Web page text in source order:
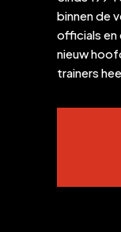
binnen de
officials en
nieuw
trainers